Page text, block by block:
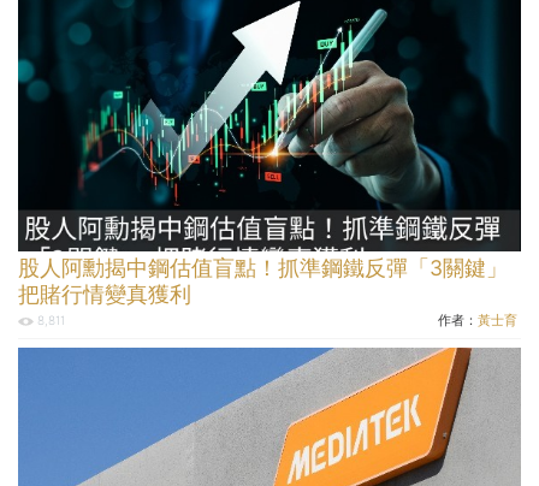
股人阿勳揭中鋼估值盲點！抓準鋼鐵反彈「3關鍵」
把賭行情變真獲利
8,811 作者： 黃士育